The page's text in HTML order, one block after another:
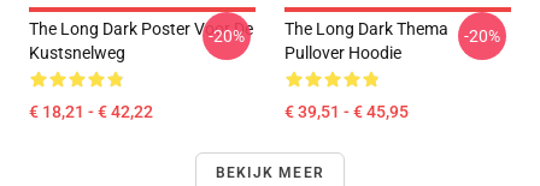
The Long Dark Poster Voor De
Kustsnelweg
€ 18,21 - € 42,22
-20%
The Long Dark Thema
Pullover Hoodie
€ 39,51 - € 45,95
-20%
BEKIJK MEER